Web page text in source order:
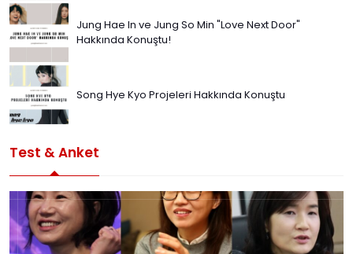
Jung Hae In ve Jung So Min "Love Next Door"
Hakkında Konuştu!
Song Hye Kyo Projeleri Hakkında Konuştu
Test & Anket